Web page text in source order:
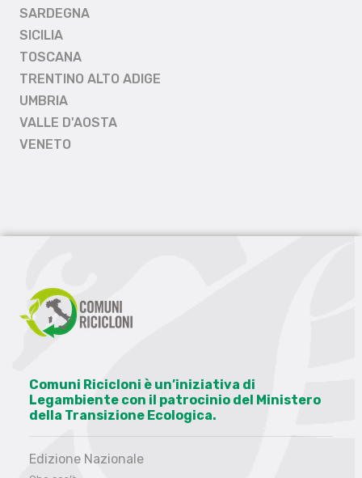
SARDEGNA
SICILIA
TOSCANA
TRENTINO ALTO ADIGE
UMBRIA
VALLE D'AOSTA
VENETO
Comuni Ricicloni è un’iniziativa di
Legambiente con il patrocinio del Ministero
della Transizione Ecologica.
Edizione Nazionale